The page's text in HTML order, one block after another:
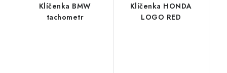
Klíčenka BMW
tachometr
Klíčenka HONDA
LOGO RED